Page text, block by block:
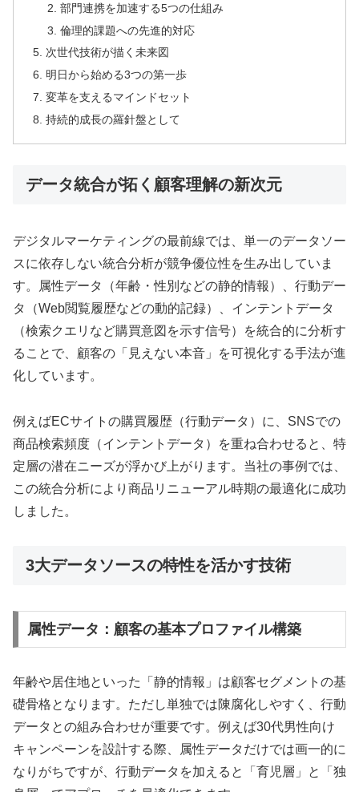
部門連携を加速する5つの仕組み
倫理的課題への先進的対応
次世代技術が描く未来図
明日から始める3つの第一歩
変革を支えるマインドセット
持続的成長の羅針盤として
データ統合が拓く顧客理解の新次元
デジタルマーケティングの最前線では、単一のデータソー
スに依存しない統合分析が競争優位性を生み出していま
す。属性データ（年齢・性別などの静的情報）、行動デー
タ（Web閲覧履歴などの動的記録）、インテントデータ
（検索クエリなど購買意図を示す信号）を統合的に分析す
ることで、顧客の「見えない本音」を可視化する手法が進
化しています。
例えばECサイトの購買履歴（行動データ）に、SNSでの
商品検索頻度（インテントデータ）を重ね合わせると、特
定層の潜在ニーズが浮かび上がります。当社の事例では、
この統合分析により商品リニューアル時期の最適化に成功
しました。
3大データソースの特性を活かす技術
属性データ：顧客の基本プロファイル構築
年齢や居住地といった「静的情報」は顧客セグメントの基
礎骨格となります。ただし単独では陳腐化しやすく、行動
データとの組み合わせが重要です。例えば30代男性向け
キャンペーンを設計する際、属性データだけでは画一的に
なりがちですが、行動データを加えると「育児層」と「独